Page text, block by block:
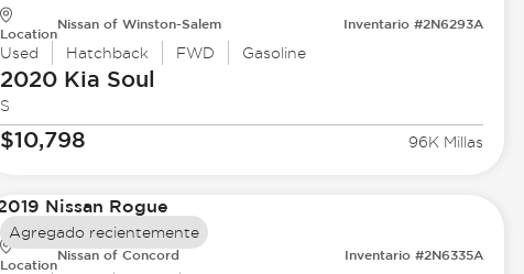
Location
Nissan of Winston-Salem Inventario #2N6293A
Used Hatchback FWD Gasoline
2020 Kia Soul
S
$10,798 96K Millas
Location
Nissan of Concord Inventario #2N6335A
Agregado recientemente